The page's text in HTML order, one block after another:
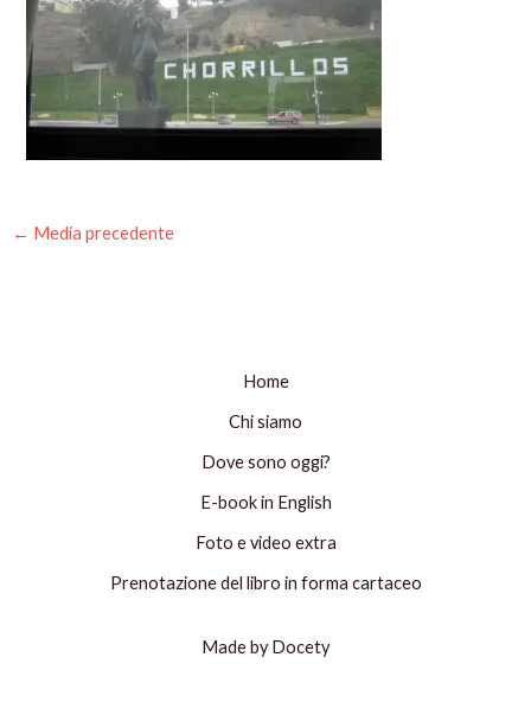
← Media precedente
Home
Chi siamo
Dove sono oggi?
E-book in English
Foto e video extra
Prenotazione del libro in forma cartaceo
Made by Docety